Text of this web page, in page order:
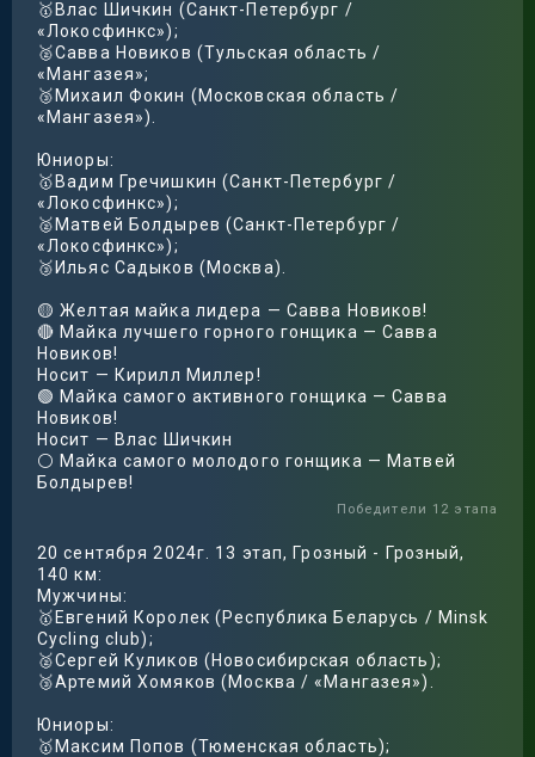
🥇Влас Шичкин (Санкт-Петербург /
«Локосфинкс»);
🥈Савва Новиков (Тульская область /
«Мангазея»;
🥉Михаил Фокин (Московская область /
«Мангазея»).
Юниоры:
🥇Вадим Гречишкин (Санкт-Петербург /
«Локосфинкс»);
🥈Матвей Болдырев (Санкт-Петербург /
«Локосфинкс»);
🥉Ильяс Садыков (Москва).
🟡 Желтая майка лидера — Савва Новиков!
🔴 Майка лучшего горного гонщика — Савва
Новиков!
Носит — Кирилл Миллер!
🟢 Майка самого активного гонщика — Савва
Новиков!
Носит — Влас Шичкин
⚪️ Майка самого молодого гонщика — Матвей
Болдырев!
Победители 12 этапа
20 сентября 2024г. 13 этап, Грозный - Грозный,
140 км:
Мужчины:
🥇Евгений Королек (Республика Беларусь / Minsk
Cycling club);
🥈Сергей Куликов (Новосибирская область);
🥉Артемий Хомяков (Москва / «Мангазея»).
Юниоры:
🥇Максим Попов (Тюменская область);